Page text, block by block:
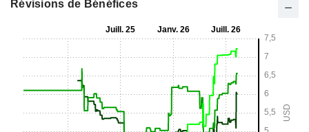
Révisions de Bénéfices